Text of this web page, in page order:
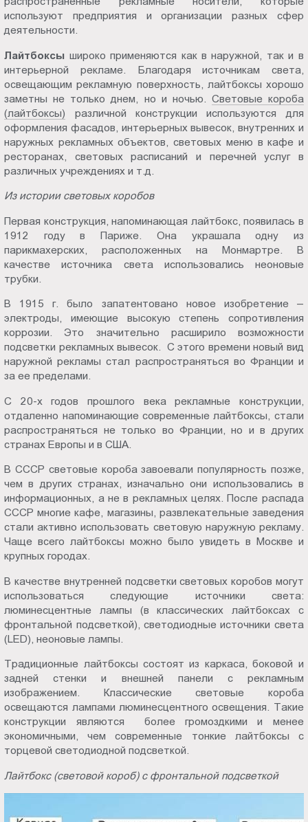
используют предприятия и организации разных сфер
деятельности.
Лайтбоксы широко применяются как в наружной, так и в
интерьерной рекламе. Благодаря источникам света,
освещающим рекламную поверхность, лайтбоксы хорошо
заметны не только днем, но и ночью. Световые коробa
(лайтбоксы) различной конструкции используются для
оформления фасадов, интерьерных вывесок, внутренних и
наружных рекламных объектов, световых меню в кафе и
ресторанах, световых расписаний и перечней услуг в
различных учреждениях и т.д.
Из истории световых коробов
Первая конструкция, напоминающая лайтбокс, появилась в
1912 году в Париже. Она украшала одну из
парикмахерских, расположенных на Монмартре. В
качестве источника света использовались неоновые
трубки.
В 1915 г. было запатентовано новое изобретение –
электроды, имеющие высокую степень сопротивления
коррозии. Это значительно расширило возможности
подсветки рекламных вывесок. С этого времени новый вид
наружной рекламы стал распространяться во Франции и
за ее пределами.
С 20-х годов прошлого века рекламные конструкции,
отдаленно напоминающие современные лайтбоксы, стали
распространяться не только во Франции, но и в других
странах Европы и в США.
В СССР световые короба завоевали популярность позже,
чем в других странах, изначально они использовались в
информационных, а не в рекламных целях. После распада
СССР многие кафе, магазины, развлекательные заведения
стали активно использовать световую наружную рекламу.
Чаще всего лайтбоксы можно было увидеть в Москве и
крупных городах.
В качестве внутренней подсветки световых коробов могут
использоваться следующие источники света:
люминесцентные лампы (в классических лайтбоксах с
фронтальной подсветкой), светодиодные источники света
(LED), неоновые лампы.
Традиционные лайтбоксы состоят из каркаса, боковой и
задней стенки и внешней панели с рекламным
изображением. Классические световые короба
освещаются лампами люминесцентного освещения. Такие
конструкции являются более громоздкими и менее
экономичными, чем современные тонкие лайтбоксы с
торцевой светодиодной подсветкой.
Лайтбокс (световой короб) с фронтальной подсветкой
Пт.:
9.00-
Сб.,
выходной